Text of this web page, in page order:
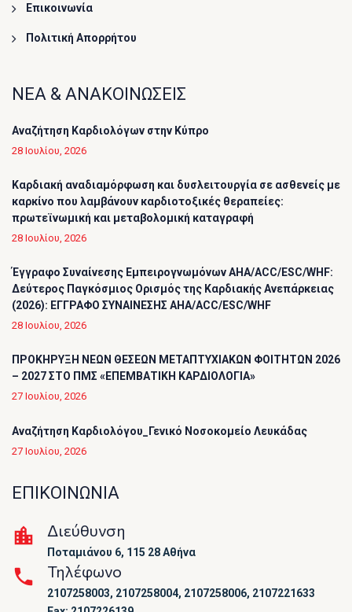
Επικοινωνία
Πολιτική Απορρήτου
ΝΕΑ & ΑΝΑΚΟΙΝΩΣΕΙΣ
Αναζήτηση Καρδιολόγων στην Κύπρο
28 Ιουλίου, 2026
Καρδιακή αναδιαμόρφωση και δυσλειτουργία σε ασθενείς με
καρκίνο που λαμβάνουν καρδιοτοξικές θεραπείες:
πρωτεϊνωμική και μεταβολομική καταγραφή
28 Ιουλίου, 2026
Έγγραφο Συναίνεσης Εμπειρογνωμόνων AHA/ACC/ESC/WHF:
Δεύτερος Παγκόσμιος Ορισμός της Καρδιακής Ανεπάρκειας
(2026): ΕΓΓΡΑΦΟ ΣΥΝΑΙΝΕΣΗΣ AHA/ACC/ESC/WHF
28 Ιουλίου, 2026
ΠΡΟΚΗΡΥΞΗ ΝΕΩΝ ΘΕΣΕΩΝ ΜΕΤΑΠΤΥΧΙΑΚΩΝ ΦΟΙΤΗΤΩΝ 2026
– 2027 ΣΤΟ ΠΜΣ «ΕΠΕΜΒΑΤΙΚΗ ΚΑΡΔΙΟΛΟΓΙΑ»
27 Ιουλίου, 2026
Αναζήτηση Καρδιολόγου_Γενικό Νοσοκομείο Λευκάδας
27 Ιουλίου, 2026
ΕΠΙΚΟΙΝΩΝΙΑ
Διεύθυνση
Ποταμιάνου 6, 115 28 Αθήνα
Τηλέφωνο
2107258003, 2107258004, 2107258006, 2107221633